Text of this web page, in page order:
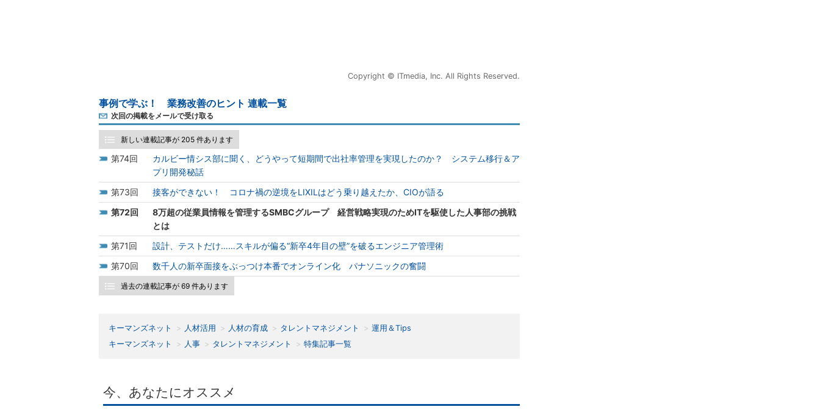
Copyright © ITmedia, Inc. All Rights Reserved.
事例で学ぶ！ 業務改善のヒント 連載一覧
次回の掲載をメールで受け取る
新しい連載記事が 205 件あります
74
カルビー情シス部に聞く、どうやって短期間で出社率管理を実現したのか？ システム移行＆ア
プリ開発秘話
73
接客ができない！ コロナ禍の逆境をLIXILはどう乗り越えたか、CIOが語る
72
8万超の従業員情報を管理するSMBCグループ 経営戦略実現のためITを駆使した人事部の挑戦
とは
71
設計、テストだけ……スキルが偏る“新卒4年目の壁”を破るエンジニア管理術
70
数千人の新卒面接をぶっつけ本番でオンライン化 パナソニックの奮闘
過去の連載記事が 69 件あります
キーマンズネット 人材活用 人材の育成 タレントマネジメント
運用＆Tips
キーマンズネット
人事 タレントマネジメント 特集記事一覧